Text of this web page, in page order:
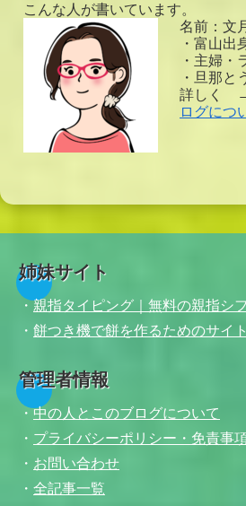
こんな人が書いています。
名前：文
・富山出
・主婦・
・旦那と
詳しく
ログにつ
姉妹サイト
・親指タイピング｜無料の親指シ
・ 餅つき機で餅を作るためのサイト
管理者情報
・中の人とこのブログについて
・ プライバシーポリシー・免責事
・ お問い合わせ
・ 全記事一覧